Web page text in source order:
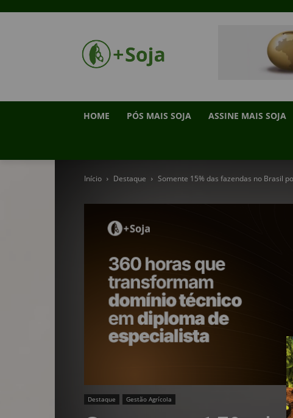
HOME PÓS MAIS SOJA ASSINE MAIS SOJA
Início Destaque Somente 15% das fazendas no Brasil
Destaque Gestão Agrícola